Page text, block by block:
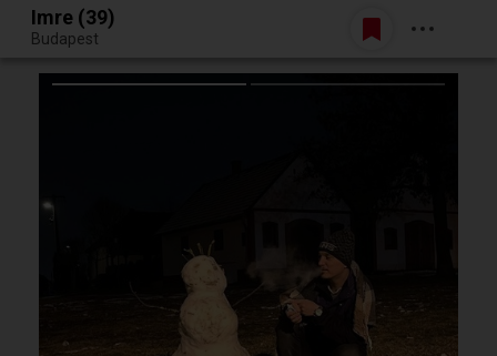
Egy jó randiból bármi lehet.
Belépés
Imre (39)
Budapest